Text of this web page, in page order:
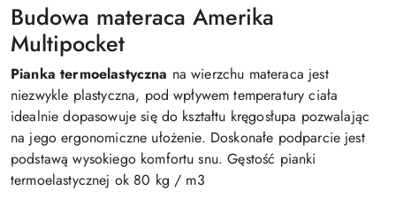
Budowa materaca Amerika
Multipocket
Pianka termoelastyczna na wierzchu materaca jest
niezwykle plastyczna, pod wpływem temperatury ciała
idealnie dopasowuje się do kształtu kręgosłupa pozwalając
na jego ergonomiczne ułożenie. Doskonałe podparcie jest
podstawą wysokiego komfortu snu. Gęstość pianki
termoelastycznej ok 80 kg / m3